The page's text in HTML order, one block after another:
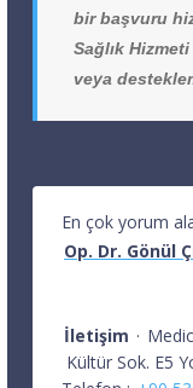
bir başvuru
Sağlık
veya
En çok yorum
Op. Dr. Gönül
İletişim ·
Kültür Sok. E5